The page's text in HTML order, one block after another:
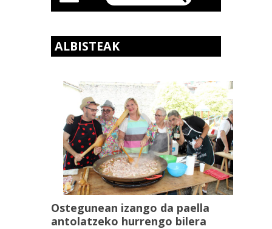
ALBISTEAK
Ostegunean izango da paella
antolatzeko hurrengo bilera